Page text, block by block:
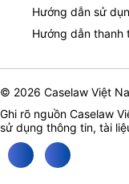
Hướng dẫn sử
Hướng dẫn thanh
© 2026 Caselaw Việt
Ghi rõ nguồn Caselaw
sử dụng thông tin, tài